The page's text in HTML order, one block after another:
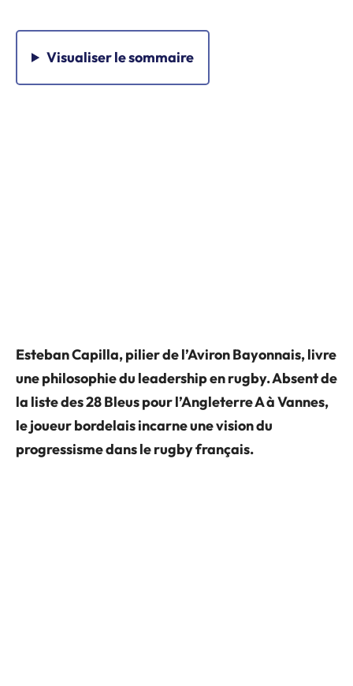
Visualiserle sommaire
Esteban Capilla, pilier de l’Aviron Bayonnais, livre
une philosophie du leadership en rugby. Absent de
la liste des 28 Bleus pour l’Angleterre A à Vannes,
le joueur bordelais incarne une vision du
progressisme dans le rugby français.